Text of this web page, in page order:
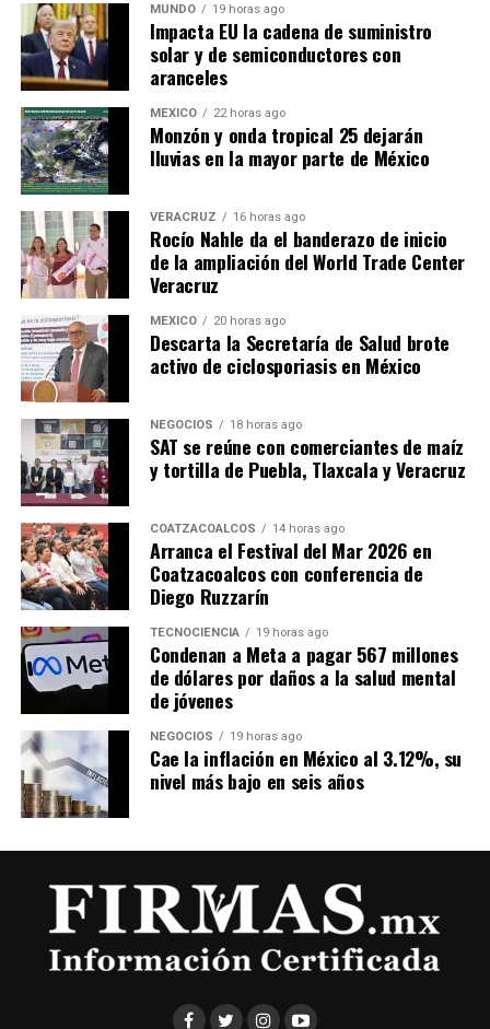
MUNDO 19 horas ago
Impacta EU la cadena de suministro
solar y de semiconductores con
aranceles
MÉXICO 22 horas ago
Monzón y onda tropical 25 dejarán
lluvias en la mayor parte de México
VERACRUZ 16 horas ago
Rocío Nahle da el banderazo de inicio
de la ampliación del World Trade Center
Veracruz
MÉXICO 20 horas ago
Descarta la Secretaría de Salud brote
activo de ciclosporiasis en México
NEGOCIOS 18 horas ago
SAT se reúne con comerciantes de maíz
y tortilla de Puebla, Tlaxcala y Veracruz
COATZACOALCOS 14 horas ago
Arranca el Festival del Mar 2026 en
Coatzacoalcos con conferencia de
Diego Ruzzarín
TECNOCIENCIA 19 horas ago
Condenan a Meta a pagar 567 millones
de dólares por daños a la salud mental
de jóvenes
NEGOCIOS 19 horas ago
Cae la inflación en México al 3.12%, su
nivel más bajo en seis años